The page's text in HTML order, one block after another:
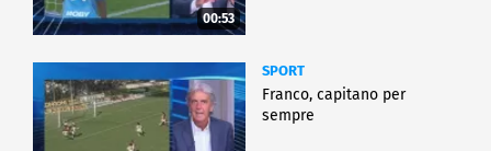
00:53
SPORT
Franco, capitano per
sempre